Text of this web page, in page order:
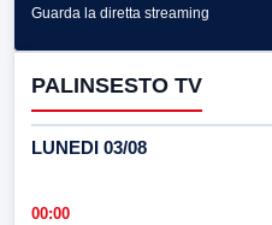
Guarda la diretta streaming
PALINSESTO TV
LUNEDI 03/08
00:00